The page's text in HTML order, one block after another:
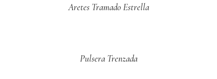
Aretes Tramado Estrella
Pulsera Trenzada